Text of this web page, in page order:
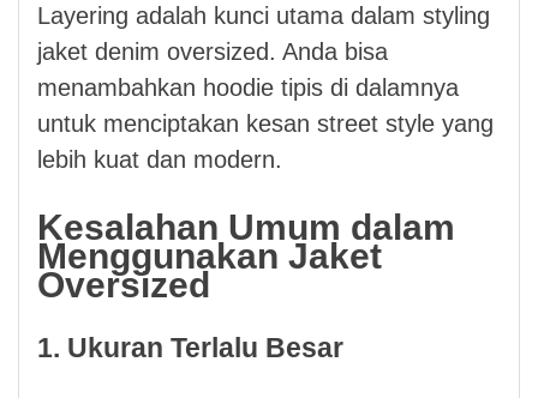
Layering adalah kunci utama dalam styling
jaket denim oversized. Anda bisa
menambahkan hoodie tipis di dalamnya
untuk menciptakan kesan street style yang
lebih kuat dan modern.
Kesalahan Umum dalam
Menggunakan Jaket
Oversized
1. Ukuran Terlalu Besar